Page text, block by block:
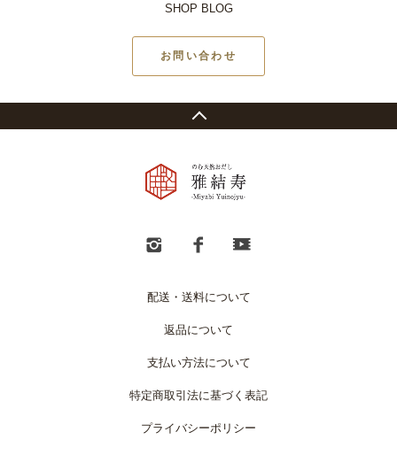
SHOP BLOG
お問い合わせ
配送・送料について
返品について
支払い方法について
特定商取引法に基づく表記
プライバシーポリシー